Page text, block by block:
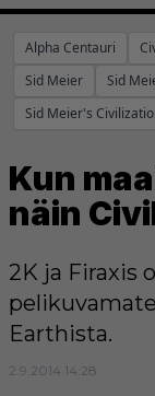
Alpha Centauri
Sid Meier
Sid
Sid Meier's
Kun
näin
2K ja Firaxis
Earthista.
2.9.2014 14:28